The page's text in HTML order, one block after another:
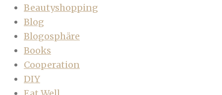
Beautyshopping
Blog
Blogosphäre
Books
Cooperation
DIY